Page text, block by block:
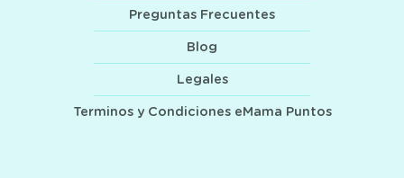
Preguntas Frecuentes
Blog
Legales
Terminos y Condiciones eMama Puntos